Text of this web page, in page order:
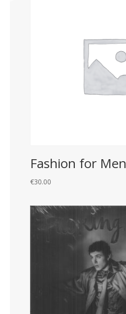
Fashion for Men
€30.00